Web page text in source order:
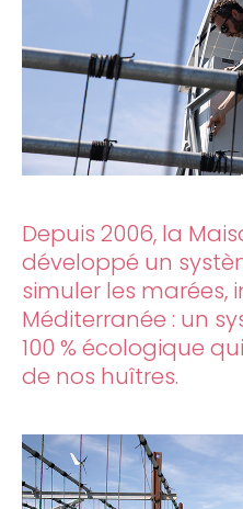
Depuis 2006, la
développé un
simuler les marées,
Méditerranée : un
100 % écologique
de nos huîtres.